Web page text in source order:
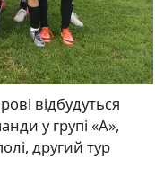
відбудуться
у групі «А»,
другий тур